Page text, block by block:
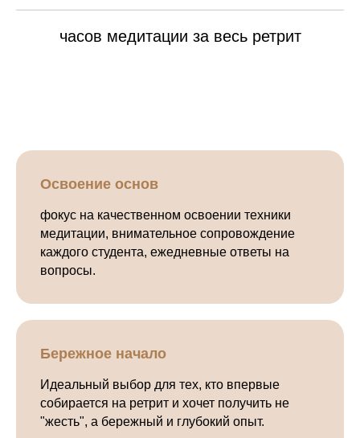
часов медитации за весь ретрит
Освоение основ
фокус на качественном освоении техники
медитации, внимательное сопровождение
каждого студента, ежедневные ответы на
вопросы.
Бережное начало
Идеальный выбор для тех, кто впервые
собирается на ретрит и хочет получить не
"жесть", а бережный и глубокий опыт.